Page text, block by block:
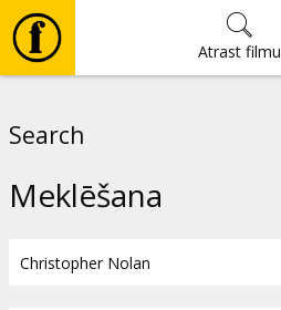
Atrast filmu
Search
Meklēšana